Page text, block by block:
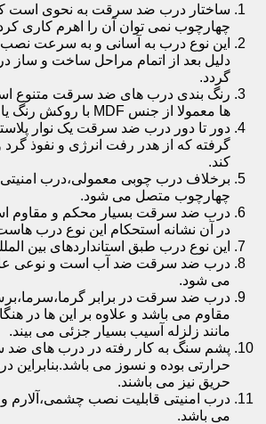
ساختار درب ضد سرقت به نحوی است که
چهارچوب نمی توان آن را اهرم کاری
این نوع درب به آسانی و به سرعت
دلیل بعد از اتمام مراحل ساخت و
گردد.
رنگ بندی درب های ضد سرقت متنوع
ها معمولا از جنس MDF با روکش رنگ یا PVC می باشد.
دور تا دور درب ضد سرقت یک نوار
گرفته که از هدر رفت انرژی و نفوذ
کند.
برخلاف درب چوبی معمولی،درب امنیتی
چهارچوب متصل می شود.
درب ضد سرقت بسیار محکم و مقاوم
در آن نشانه استحکام این نوع درب
این نوع درب طبق استانداردهای بین
درب ضد سرقت ضد آب است و نوعی
می شود.
درب ضد سرقت در برابر
مقاوم می باشد و علاوه بر این ها در
مانند زلزله آسیب بسیار جزئی می بیند.
پشم سنگ به کار رفته در درب های
حرارتی بوده و نسوز می
حریق نیز می باشند.
درب امنیتی قابلیت نصب چشمی،آلارم و
می باشد.